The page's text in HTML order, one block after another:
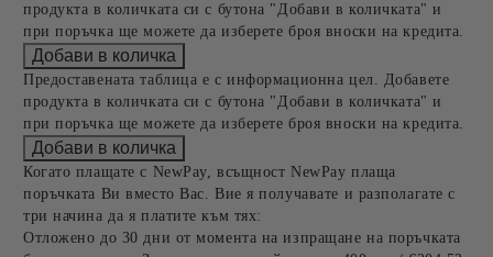
продукта в количката си с бутона "Добави в количката" и
при поръчка ще можете да изберете броя вноски на кредита.
Предоставената таблица е с информационна цел. Добавете
продукта в количката си с бутона "Добави в количката" и
при поръчка ще можете да изберете броя вноски на кредита.
Когато плащате с NewPay, всъщност NewPay плаща
поръчката Ви вместо Вас. Вие я получавате и разполагате с
три начина да я платите към тях:
Отложено до 30 дни от момента на изпращане на поръчката